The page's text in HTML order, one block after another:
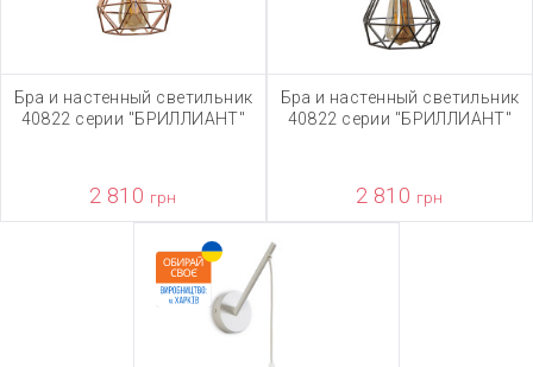
Бра и настенный светильник
40822 серии "БРИЛЛИАНТ"
2 810 грн
Бра и настенный светильник
40822 серии "БРИЛЛИАНТ"
2 810 грн